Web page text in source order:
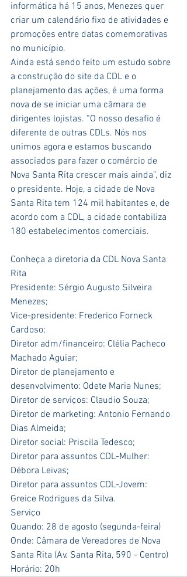
informática há 15 anos, Menezes quer
criar um calendário fixo de atividades e
promoções entre datas comemorativas
no município.
Ainda está sendo feito um estudo sobre
a construção do site da CDL e o
planejamento das ações, é uma forma
nova de se iniciar uma câmara de
dirigentes lojistas. “O nosso desafio é
diferente de outras CDLs. Nós nos
unimos agora e estamos buscando
associados para fazer o comércio de
Nova Santa Rita crescer mais ainda”, diz
o presidente. Hoje, a cidade de Nova
Santa Rita tem 124 mil habitantes e, de
acordo com a CDL, a cidade contabiliza
180 estabelecimentos comerciais.
Conheça a diretoria da CDL Nova Santa
Rita
Presidente: Sérgio Augusto Silveira
Menezes;
Vice-presidente: Frederico Forneck
Cardoso;
Diretor adm/financeiro: Clélia Pacheco
Machado Aguiar;
Diretor de planejamento e
desenvolvimento: Odete Maria Nunes;
Diretor de serviços: Claudio Souza;
Diretor de marketing: Antonio Fernando
Dias Almeida;
Diretor social: Priscila Tedesco;
Diretor para assuntos CDL-Mulher:
Débora Leivas;
Diretor para assuntos CDL-Jovem:
Greice Rodrigues da Silva.
Serviço
Quando: 28 de agosto (segunda-feira)
Onde: Câmara de Vereadores de Nova
Santa Rita (Av. Santa Rita, 590 - Centro)
Horário: 20h